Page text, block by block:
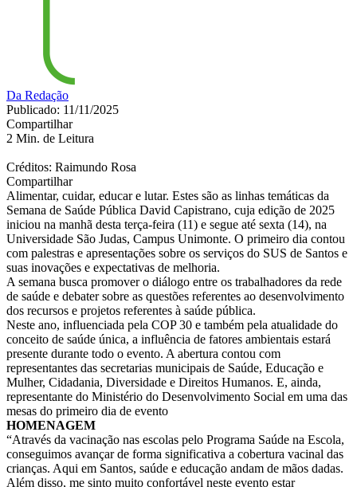
Da Redação
Publicado: 11/11/2025
Compartilhar
2 Min. de Leitura
Créditos: Raimundo Rosa
Compartilhar
Alimentar, cuidar, educar e lutar. Estes são as linhas temáticas da
Semana de Saúde Pública David Capistrano, cuja edição de 2025
iniciou na manhã desta terça-feira (11) e segue até sexta (14), na
Universidade São Judas, Campus Unimonte. O primeiro dia contou
com palestras e apresentações sobre os serviços do SUS de Santos e
suas inovações e expectativas de melhoria.
A semana busca promover o diálogo entre os trabalhadores da rede
de saúde e debater sobre as questões referentes ao desenvolvimento
dos recursos e projetos referentes à saúde pública.
Neste ano, influenciada pela COP 30 e também pela atualidade do
conceito de saúde única, a influência de fatores ambientais estará
presente durante todo o evento. A abertura contou com
representantes das secretarias municipais de Saúde, Educação e
Mulher, Cidadania, Diversidade e Direitos Humanos. E, ainda,
representante do Ministério do Desenvolvimento Social em uma das
mesas do primeiro dia de evento
HOMENAGEM
“Através da vacinação nas escolas pelo Programa Saúde na Escola,
conseguimos avançar de forma significativa a cobertura vacinal das
crianças. Aqui em Santos, saúde e educação andam de mãos dadas.
Além disso, me sinto muito confortável neste evento estar